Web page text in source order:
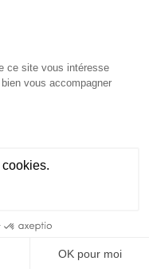
Avis Garantis,
B.